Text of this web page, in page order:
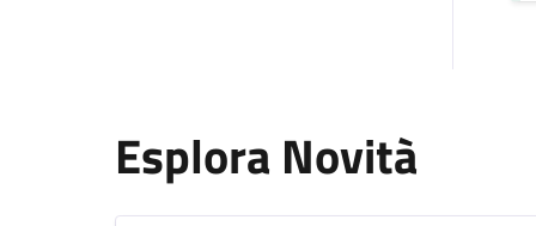
Esplora Novità